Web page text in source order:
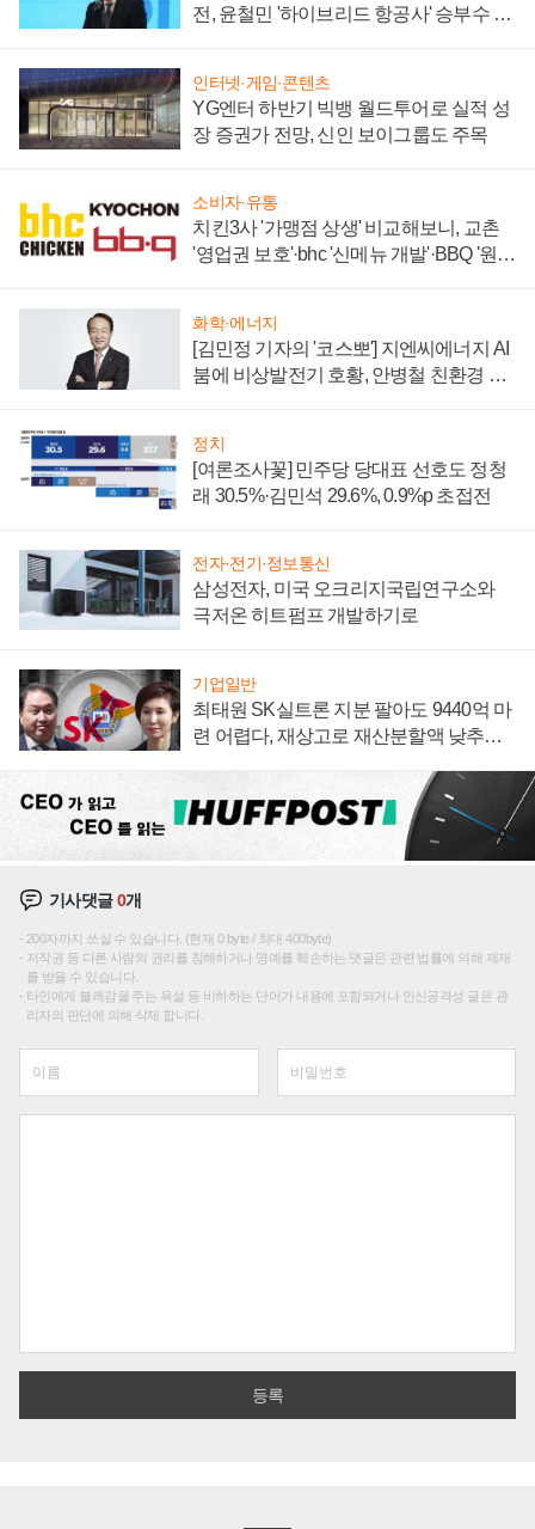
전, 윤철민 '하이브리드 항공사' 승부수 통
인터넷·게임·콘텐츠
YG엔터 하반기 빅뱅 월드투어로 실적 성
장 증권가 전망, 신인 보이그룹도 주목
소비자·유통
치킨3사 '가맹점 상생' 비교해보니, 교촌
'영업권 보호'·bhc '신메뉴 개발'·BBQ '원가
화학·에너지
[김민정 기자의 '코스뽀'] 지엔씨에너지 AI
붐에 비상발전기 호황, 안병철 친환경 에
정치
[여론조사꽃] 민주당 당대표 선호도 정청
래 30.5%·김민석 29.6%, 0.9%p 초접전
전자·전기·정보통신
삼성전자, 미국 오크리지국립연구소와
극저온 히트펌프 개발하기로
기업일반
최태원 SK실트론 지분 팔아도 9440억 마
련 어렵다, 재상고로 재산분할액 낮추기
기사댓글0개
200자까지 쓰실 수 있습니다. (현재 0 byte / 최대 400byte)
저작권 등 다른 사람의 권리를 침해하거나 명예를 훼손하는 댓글은 관련 법률에 의해 제재
를 받을 수 있습니다.
타인에게 불쾌감을 주는 욕설 등 비하하는 단어가 내용에 포함되거나 인신공격성 글은 관
리자의 판단에 의해 삭제 합니다.